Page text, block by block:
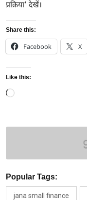
प्रक्रिया’ देखें।
Share this:
Facebook X
Like this:
Loading…
Popular Tags:
jana small finance